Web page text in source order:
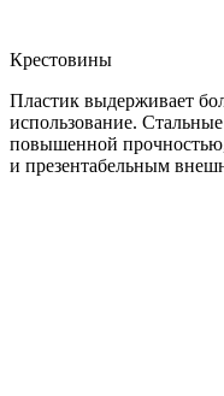
Крестовины
Пластик выдерживает
использование.
повышенной
и презентабельным